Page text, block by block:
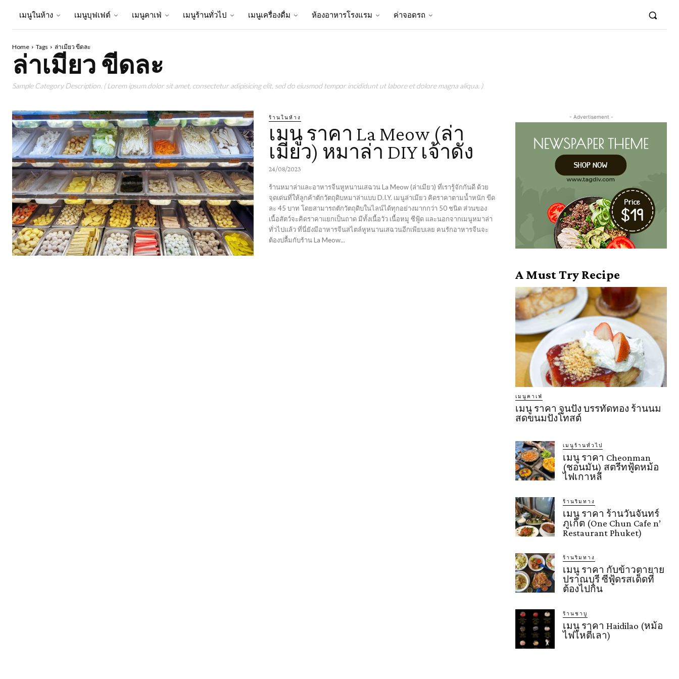
เมนูในห้าง เมนูบุฟเฟต์ เมนูคาเฟ่ เมนูร้านทั่วไป เมนูเครื่องดื่ม ห้องอาหารโรงแรม ค่าจอดรถ
Home Tags ล่าเมียว ขีดละ
ล่าเมียว ขีดละ
Sample Category Description. ( Lorem ipsum dolor sit amet, consectetur adipisicing elit, sed do eiusmod tempor incididunt ut labore et dolore magna aliqua. )
ร้านในห้าง
เมนู ราคา La Meow (ล่า
เมียว) หมาล่า DIY เจ้าดัง
24/08/2023
ร้านหมาล่าและอาหารจีนหูหนานเสฉวน La Meow (ล่าเมียว) ที่เรารู้จักกันดี ด้วย
จุดเด่นที่ให้ลูกค้าตักวัตถุดิบหมาล่าแบบ D.I.Y. เมนูล่าเมียว คิดราคาตามน้ำหนัก ขีด
ละ 45 บาท โดยสามารถตักวัตถุดิบในไลน์ได้ทุกอย่างมากกว่า 50 ชนิด ส่วนของ
เนื้อสัตว์จะคิดราคาแยกเป็นถาด มีทั้งเนื้อวัว เนื้อหมู ซีฟู้ด และนอกจากเมนูหมาล่า
ทั่วไปแล้ว ที่นี่ยังมีอาหารจีนสไตล์หูหนานเสฉวนอีกเพียบเลย คนรักอาหารจีนจะ
ต้องปลื้มกับร้าน La Meow...
- Advertisement -
A Must Try Recipe
เมนูคาเฟ่
เมนู ราคา จูนปัง บรรทัดทอง ร้านนม
สดขนมปังโทสต์
เมนูร้านทั่วไป
เมนู ราคา Cheonman
(ชอนมัน) สตรีทฟู้ดหม้อ
ไฟเกาหลี
ร้านริมทาง
เมนู ราคา ร้านวันจันทร์
ภูเก็ต (One Chun Cafe n’
Restaurant Phuket)
ร้านริมทาง
เมนู ราคา กับข้าวตายาย
ปราณบุรี ซีฟู้ดรสเด็ดที่
ต้องไปกิน
ร้านชาบู
เมนู ราคา Haidilao (หม้อ
ไฟไหตี่เลา)